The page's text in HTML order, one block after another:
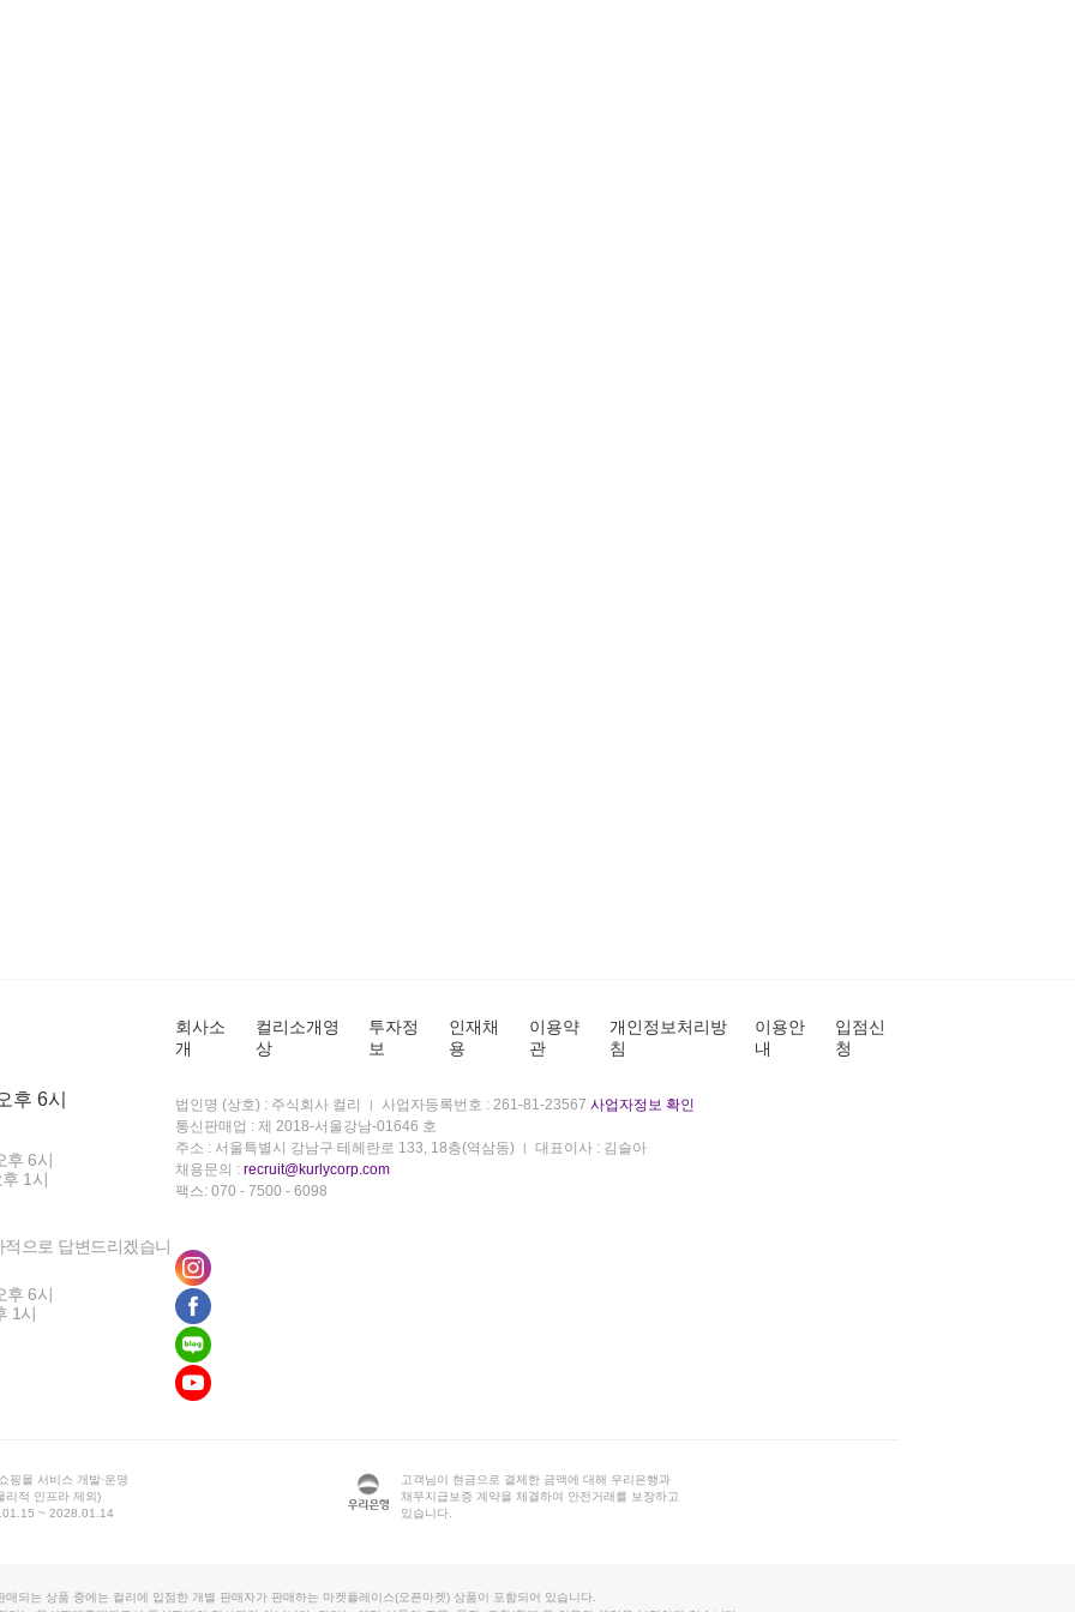
후 6시
후 6시
1시
으로 답변드리겠습니
후 6시
1시
회사소
개
컬리소개영
상
투자정
보
인재채
용
이용약
관
개인정보처리방
침
이용안
내
입점신
청
법인명 (상호) : 주식회사 컬리 사업자등록번호 : 261-81-23567 사업자정보 확인
통신판매업 : 제 2018-서울강남-01646 호
주소 : 서울특별시 강남구 테헤란로 133, 18층(역삼동)
대표이사 : 김슬아
채용문의 : recruit@kurlycorp.com
팩스: 070 - 7500 - 6098
핑몰 서비스 개발·운영
리적 인프라 제외)
~ 2028.01.14
고객님이 현금으로 결제한 금액에 대해 우리은행과
채무지급보증 계약을 체결하여 안전거래를 보장하고
있습니다.
매되는 상품 중에는 컬리에 입점한 개별 판매자가 판매하는 마켓플레이스(오픈마켓) 상품이 포함되어 있습니다.